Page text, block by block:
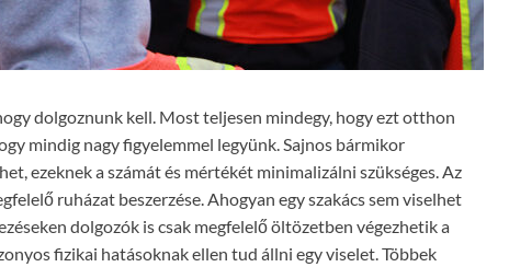
dolgoznunk kell. Most teljesen mindegy, hogy ezt otthon
mindig nagy figyelemmel legyünk. Sajnos bármikor
ezeknek a számát és mértékét minimalizálni szükséges. Az
ruházat beszerzése. Ahogyan egy szakács sem viselhet
dolgozók is csak megfelelő öltözetben végezhetik a
fizikai hatásoknak ellen tud állni egy viselet. Többek